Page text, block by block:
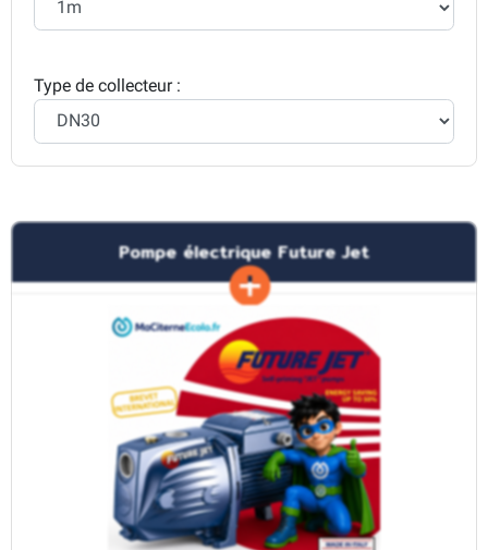
Type de collecteur :
Pompe électrique Future Jet